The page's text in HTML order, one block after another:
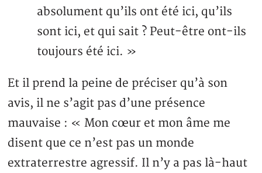
absolument qu’ils ont été ici, qu’ils
sont ici, et qui sait ? Peut-être ont-ils
toujours été ici. »
Et il prend la peine de préciser qu’à son
avis, il ne s’agit pas d’une présence
mauvaise : « Mon cœur et mon âme me
disent que ce n’est pas un monde
extraterrestre agressif. Il n’y a pas là-haut